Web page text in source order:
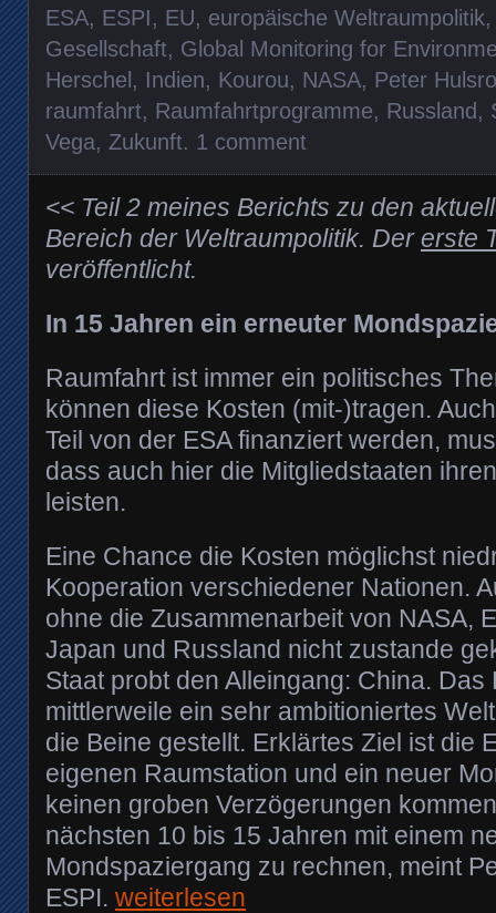
ESA, ESPI, EU, europäische Weltraumpolitik
Gesellschaft, Global Monitoring for
Herschel, Indien, Kourou, NASA, Peter
raumfahrt, Raumfahrtprogramme, Russland,
Vega, Zukunft. 1 comment
<< Teil 2 meines Berichts zu den
Bereich der Weltraumpolitik. Dererste
veröffentlicht.
In 15 Jahren ein erneuter
Raumfahrt ist immer ein politisches
können diese Kosten (mit-)tragen.
Teil von der ESA finanziert werden,
dass auch hier die Mitgliedstaaten
leisten.
Eine Chance die Kosten möglichst
Kooperation verschiedener Nationen.
ohne die Zusammenarbeit von NASA,
Japan und Russland nicht zustande
Staat probt den Alleingang: China. Das
mittlerweile ein sehr ambitioniertes
die Beine gestellt. Erklärtes Ziel ist die
eigenen Raumstation und ein neuer
keinen groben Verzögerungen
nächsten 10 bis 15 Jahren mit einem
Mondspaziergang zu rechnen, meint
ESPI. weiterlesen